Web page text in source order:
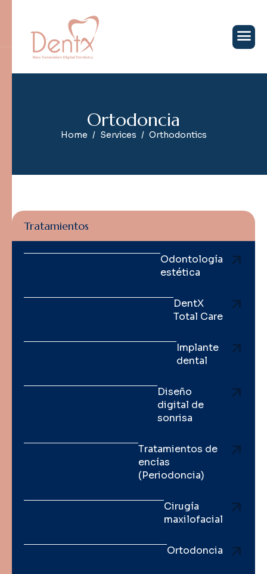
Ortodoncia
Home Services Orthodontics
Tratamientos
Odontología
estética
DentX
Total Care
Implante
dental
Diseño
digital de
sonrisa
Tratamientos de
encías
(Periodoncia)
Cirugía
maxilofacial
Ortodoncia